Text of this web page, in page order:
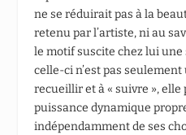
ne se réduirait pas à la
retenu par l’artiste, ni au
le motif suscite chez lui
celle-ci n’est pas
recueillir et à « suivre », elle
puissance dynamique
indépendamment de ses